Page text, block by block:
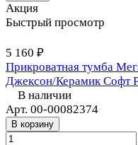
Акция
Быстрый просмотр
5 160 ₽
Прикроватная тумба
Джексон/Керамик Софт
В наличии
Арт. 00-00082374
В корзину